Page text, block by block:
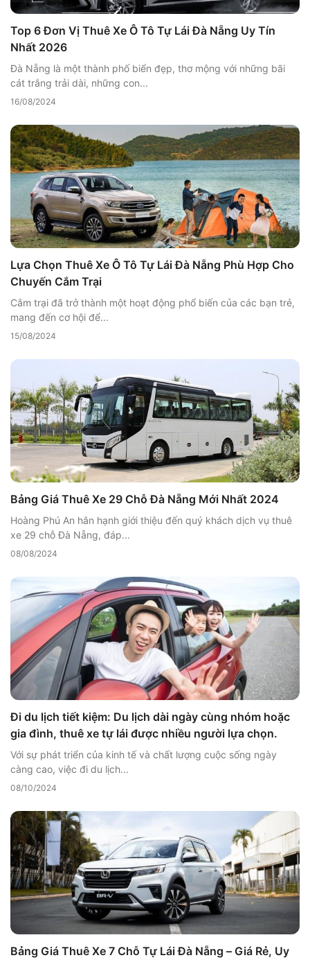
Top 6 Đơn Vị Thuê Xe Ô Tô Tự Lái Đà Nẵng Uy Tín
Nhất 2026
Đà Nẵng là một thành phố biển đẹp, thơ mộng với những bãi
cát trắng trải dài, những con...
16/08/2024
Lựa Chọn Thuê Xe Ô Tô Tự Lái Đà Nẵng Phù Hợp Cho
Chuyến Cắm Trại
Cắm trại đã trở thành một hoạt động phổ biến của các bạn trẻ,
mang đến cơ hội để...
15/08/2024
Bảng Giá Thuê Xe 29 Chỗ Đà Nẵng Mới Nhất 2024
Hoàng Phú An hân hạnh giới thiệu đến quý khách dịch vụ thuê
xe 29 chỗ Đà Nẵng, đáp...
08/08/2024
Đi du lịch tiết kiệm: Du lịch dài ngày cùng nhóm hoặc
gia đình, thuê xe tự lái được nhiều người lựa chọn.
Với sự phát triển của kinh tế và chất lượng cuộc sống ngày
càng cao, việc đi du lịch...
08/10/2024
Bảng Giá Thuê Xe 7 Chỗ Tự Lái Đà Nẵng – Giá Rẻ, Uy